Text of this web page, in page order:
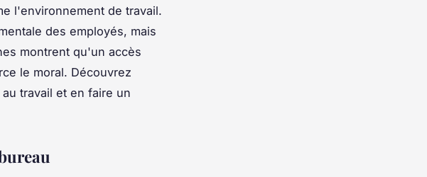
l'environnement de travail.
des employés, mais
montrent qu'un accès
le moral. Découvrez
travail et en faire un